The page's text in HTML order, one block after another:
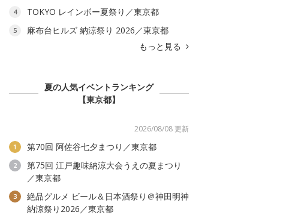
4 TOKYO レインボー夏祭り／東京都
5
麻布台ヒルズ 納涼祭り 2026／東京都
もっと見る
夏の人気イベントランキング
【東京都】
2026/08/08 更新
1 第70回 阿佐谷七夕まつり／東京都
2
第75回 江戸趣味納涼大会うえの夏まつり
／東京都
3
絶品グルメ ビール＆日本酒祭り＠神田明神
納涼祭り2026／東京都